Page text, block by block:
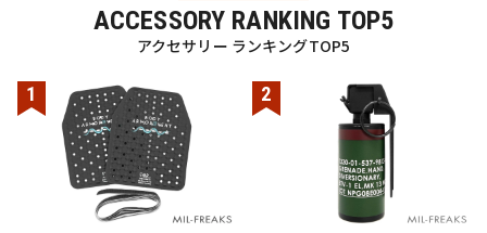
ACCESSORY RANKING TOP5
アクセサリー ランキングTOP5